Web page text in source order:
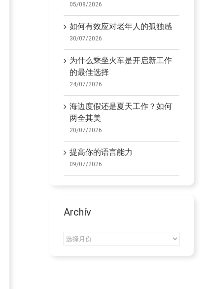
05/08/2026
如何有效应对老年人的孤独感
30/07/2026
为什么乘坐火车是开启新工作
的最佳选择
24/07/2026
海边度假还是夏天工作？如何
两全其美
20/07/2026
提高你的语言能力
09/07/2026
Archív
Archív